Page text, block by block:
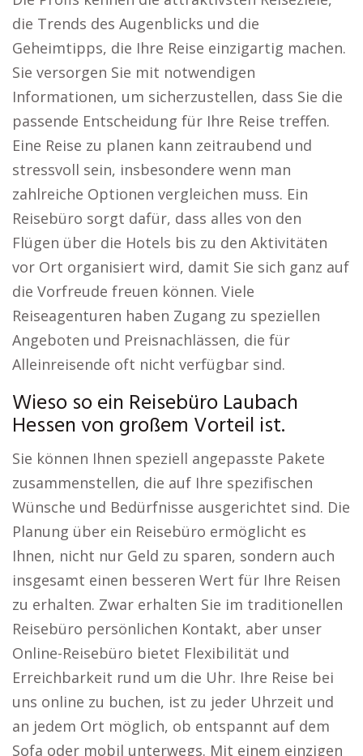
die Trends des Augenblicks und die
Geheimtipps, die Ihre Reise einzigartig machen.
Sie versorgen Sie mit notwendigen
Informationen, um sicherzustellen, dass Sie die
passende Entscheidung für Ihre Reise treffen.
Eine Reise zu planen kann zeitraubend und
stressvoll sein, insbesondere wenn man
zahlreiche Optionen vergleichen muss. Ein
Reisebüro sorgt dafür, dass alles von den
Flügen über die Hotels bis zu den Aktivitäten
vor Ort organisiert wird, damit Sie sich ganz auf
die Vorfreude freuen können. Viele
Reiseagenturen haben Zugang zu speziellen
Angeboten und Preisnachlässen, die für
Alleinreisende oft nicht verfügbar sind.
Wieso so ein Reisebüro Laubach
Hessen von großem Vorteil ist.
Sie können Ihnen speziell angepasste Pakete
zusammenstellen, die auf Ihre spezifischen
Wünsche und Bedürfnisse ausgerichtet sind. Die
Planung über ein Reisebüro ermöglicht es
Ihnen, nicht nur Geld zu sparen, sondern auch
insgesamt einen besseren Wert für Ihre Reisen
zu erhalten. Zwar erhalten Sie im traditionellen
Reisebüro persönlichen Kontakt, aber unser
Online-Reisebüro bietet Flexibilität und
Erreichbarkeit rund um die Uhr. Ihre Reise bei
uns online zu buchen, ist zu jeder Uhrzeit und
an jedem Ort möglich, ob entspannt auf dem
Sofa oder mobil unterwegs. Mit einem einzigen